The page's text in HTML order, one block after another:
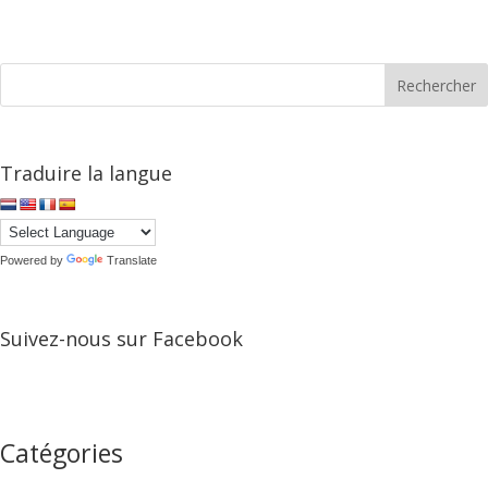
Rechercher
Traduire la langue
Powered by Translate
Suivez-nous sur Facebook
Catégories